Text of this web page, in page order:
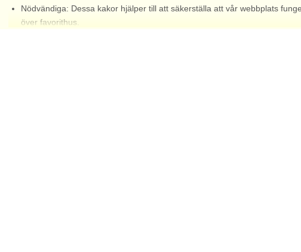
Nödvändiga: Dessa kakor hjälper till att säkerställa att vår webbplats
över favorithus.
Chat